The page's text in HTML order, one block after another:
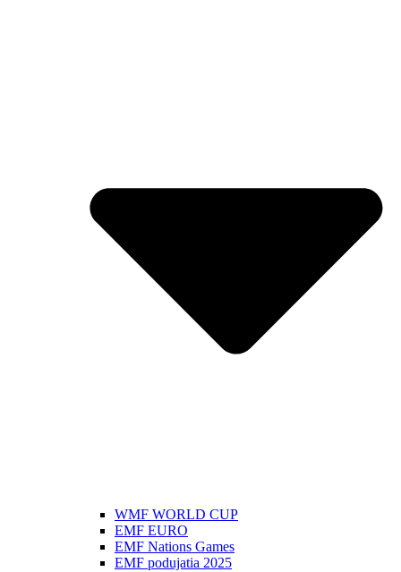
WMF WORLD CUP
EMF EURO
EMF Nations Games
EMF podujatia 2025